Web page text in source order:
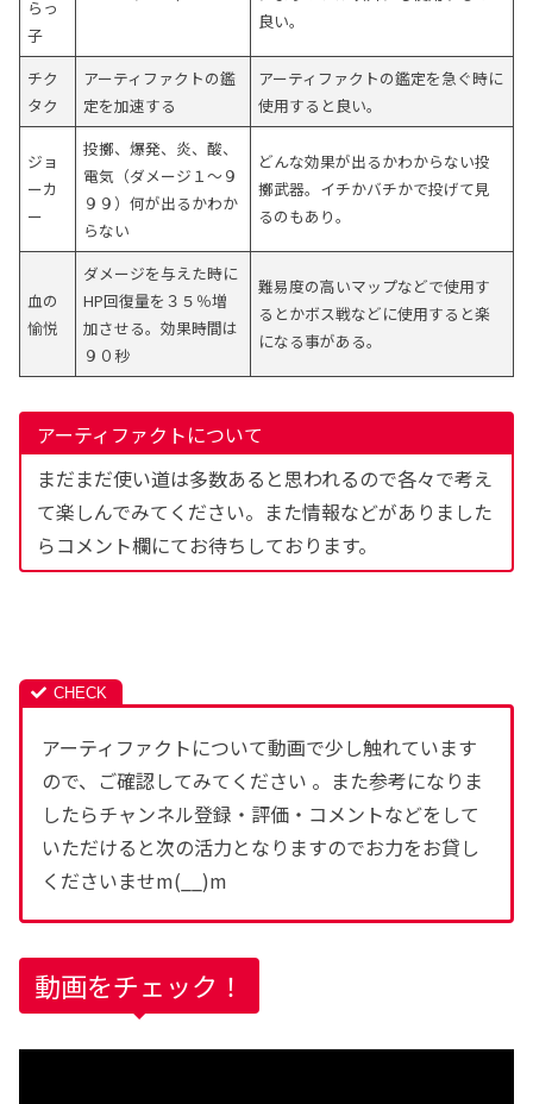
らっ
子
良い。
チク
タク
アーティファクトの鑑
定を加速する
アーティファクトの鑑定を急ぐ時に
使用すると良い。
ジョ
ーカ
ー
投擲、爆発、炎、酸、
電気（ダメージ１～９
９９）何が出るかわか
らない
どんな効果が出るかわからない投
擲武器。イチかバチかで投げて見
るのもあり。
血の
愉悦
ダメージを与えた時に
HP回復量を３５％増
加させる。効果時間は
９０秒
難易度の高いマップなどで使用す
るとかボス戦などに使用すると楽
になる事がある。
アーティファクトについて
まだまだ使い道は多数あると思われるので各々で考え
て楽しんでみてください。また情報などがありました
らコメント欄にてお待ちしております。
アーティファクトについて動画で少し触れています
ので、ご確認してみてください 。また参考になりま
したらチャンネル登録・評価・コメントなどをして
いただけると次の活力となりますのでお力をお貸し
くださいませm(__)m
動画をチェック！